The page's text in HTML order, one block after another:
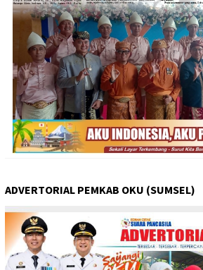
ADVERTORIAL PEMKAB OKU (SUMSEL)